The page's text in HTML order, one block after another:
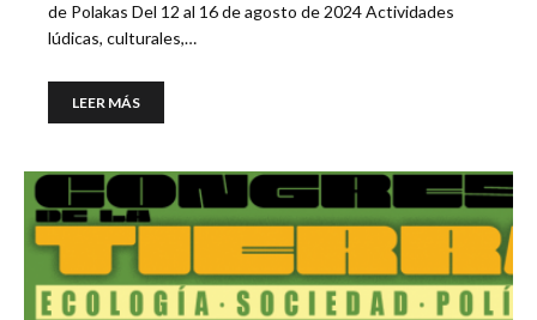
de Polakas Del 12 al 16 de agosto de 2024 Actividades
lúdicas, culturales,…
LEER MÁS